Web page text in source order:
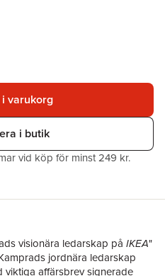
varukorg
i butik
vid köp för minst 249 kr.
visionära ledarskap på IKEA"
jordnära ledarskap
affärsbrev signerade